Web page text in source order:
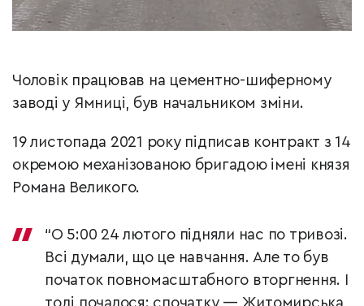
Чоловік працював на цементно-шиферному
заводі у Ямниці, був начальником зміни.
19 листопада 2021 року підписав контракт з 14
окремою механізованою бригадою імені князя
Романа Великого.
“О 5:00 24 лютого підняли нас по тривозі.
Всі думали, що це навчання. Але то був
початок повномасштабного вторгнення. І